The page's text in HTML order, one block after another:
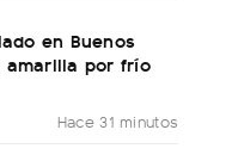
en Buenos
amarilla por frío
Hace 31 minutos